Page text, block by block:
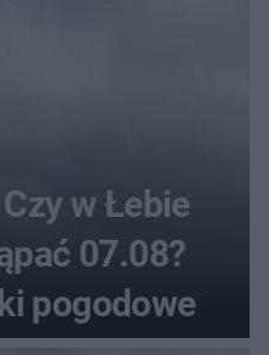
w Łebie
07.08?
pogodowe